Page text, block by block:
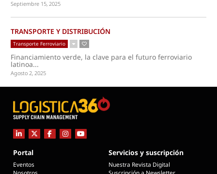
Septiembre 15, 2025
TRANSPORTE Y DISTRIBUCIÓN
Transporte Ferroviario
Financiamiento verde, la clave para el futuro ferroviario
latinoa...
Agosto 2, 2025
Portal
Eventos
Servicios y suscripción
Nuestra Revista Digital